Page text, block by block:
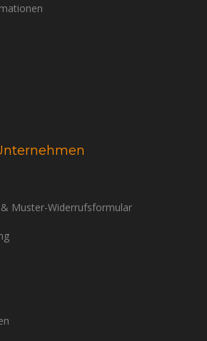
Muster-Widerrufsformular